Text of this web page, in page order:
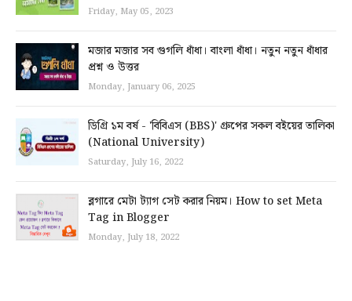
Friday, May 05, 2023
মজার মজার সব গুগলি ধাঁধা। বাংলা ধাঁধা। নতুন নতুন ধাঁধার
প্রশ্ন ও উত্তর
Monday, January 06, 2025
ডিগ্রি ১ম বর্ষ - 'বিবিএস (BBS)' গ্রুপের সকল বইয়ের তালিকা
(National University)
Saturday, July 16, 2022
ব্লগারে মেটা ট্যাগ সেট করার নিয়ম। How to set Meta
Tag in Blogger
Monday, July 18, 2022